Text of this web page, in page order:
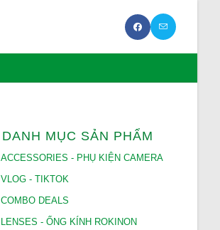
DANH MỤC SẢN PHẨM
ACCESSORIES - PHỤ KIỆN CAMERA
VLOG - TIKTOK
COMBO DEALS
LENSES - ỐNG KÍNH ROKINON